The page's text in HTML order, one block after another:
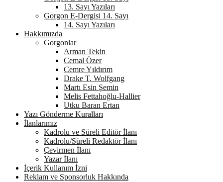
13. Sayı Yazıları
Gorgon E-Dergisi 14. Sayı
14. Sayı Yazıları
Hakkımızda
Gorgonlar
Arman Tekin
Cemal Özer
Cemre Yıldırım
Drake T. Wolfgang
Martı Esin Şemin
Melis Fettahoğlu-Hallier
Utku Baran Ertan
Yazı Gönderme Kuralları
İlanlarımız
Kadrolu ve Süreli Editör İlanı
Kadrolu/Süreli Redaktör İlanı
Çevirmen İlanı
Yazar İlanı
İçerik Kullanım İzni
Reklam ve Sponsorluk Hakkında